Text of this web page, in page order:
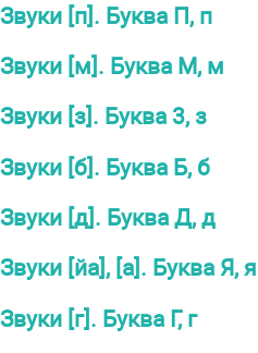
Звуки [п]. Буква П, п
Звуки [м]. Буква М, м
Звуки [з]. Буква 3, з
Звуки [б]. Буква Б, б
Звуки [д]. Буква Д, д
Звуки [йа], [а]. Буква Я, я
Звуки [г]. Буква Г, г